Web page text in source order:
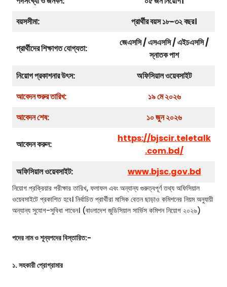
বয়সসীমা:
প্রার্থীর বয়স ১৮-৩২ বছর।
প্রার্থীদের শিক্ষাগত যোগ্যতা:
জেএসসি / এসএসসি / এইচএসসি /
স্নাতক পাশ
নিয়োগ প্রকাশনার উৎস:
অফিসিয়াল ওয়েবসাইট
আবেদন শুরুর তারিখ:
১৯ মে ২০২৬
আবেদন শেষ:
১০ জুন ২০২৬
আবেদন করুন:
https://bjscir.teletalk
.com.bd/
অফিসিয়াল ওয়েবসাইট:
www.bjsc.gov.bd
নিয়োগ প্রক্রিয়ার পরীক্ষার তারিখ, ফলাফল এবং অন্যান্য গুরুত্বপূর্ণ তথ্য অফিসিয়াল
ওয়েবসাইটে প্রকাশিত হবে। নির্বাচিত প্রার্থীরা মাসিক বেতন ছাড়াও কমিশনের নিয়ম অনুযায়ী
অন্যান্য সুযোগ-সুবিধা পাবেন। (বাংলাদেশ জুডিসিয়াল সার্ভিস কমিশন নিয়োগ ২০২৬)
পদের নাম ও শূন্যপদের বিস্তারিত:-
১. সহকারী প্রোগ্রামার